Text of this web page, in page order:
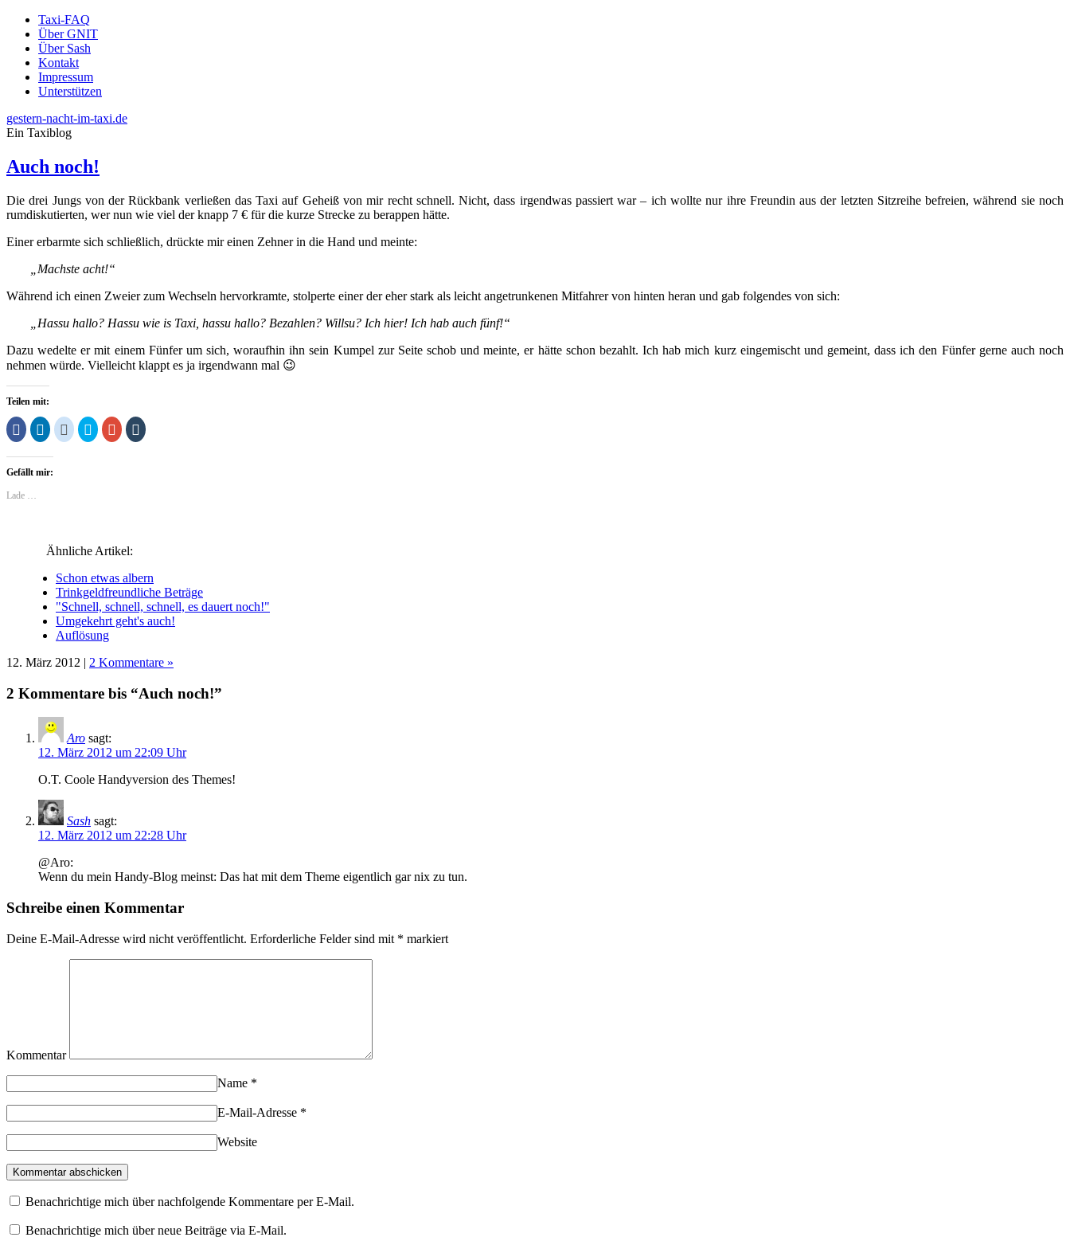
Taxi-FAQ
Über GNIT
Über Sash
Kontakt
Impressum
Unterstützen
gestern-nacht-im-taxi.de
Ein Taxiblog
Auch noch!
Die drei Jungs von der Rückbank verließen das Taxi auf Geheiß von mir recht schnell. Nicht, dass irgendwas passiert war – ich wollte nur ihre Freundin aus der letzten Sitzreihe befreien, während sie noch
rumdiskutierten, wer nun wie viel der knapp 7 € für die kurze Strecke zu berappen hätte.
Einer erbarmte sich schließlich, drückte mir einen Zehner in die Hand und meinte:
„Machste acht!“
Während ich einen Zweier zum Wechseln hervorkramte, stolperte einer der eher stark als leicht angetrunkenen Mitfahrer von hinten heran und gab folgendes von sich:
„Hassu hallo? Hassu wie is Taxi, hassu hallo? Bezahlen? Willsu? Ich hier! Ich hab auch fünf!“
Dazu wedelte er mit einem Fünfer um sich, woraufhin ihn sein Kumpel zur Seite schob und meinte, er hätte schon bezahlt. Ich hab mich kurz eingemischt und gemeint, dass ich den Fünfer gerne auch noch
nehmen würde. Vielleicht klappt es ja irgendwann mal 😉
Teilen mit:
Klick,
um
Facebook
teilen
in
neuem
Klick,
um
LinkedIn
teilen
Klick,
um
Klick,
um
über
Zum
Teilen
Klick,
um
Gefällt mir:
Lade …
Ähnliche Artikel:
Schon etwas albern
Trinkgeldfreundliche Beträge
"Schnell, schnell, schnell, es dauert noch!"
Umgekehrt geht's auch!
Auflösung
12. März 2012 | 2 Kommentare »
2 Kommentare bis “Auch noch!”
Aro sagt:
12. März 2012 um 22:09 Uhr
O.T. Coole Handyversion des Themes!
Sash sagt:
12. März 2012 um 22:28 Uhr
@Aro:
Wenn du mein Handy-Blog meinst: Das hat mit dem Theme eigentlich gar nix zu tun.
Schreibe einen Kommentar
Deine E-Mail-Adresse wird nicht veröffentlicht. Erforderliche Felder sind mit * markiert
Kommentar
Name *
E-Mail-Adresse *
Website
Benachrichtige mich über nachfolgende Kommentare per E-Mail.
Benachrichtige mich über neue Beiträge via E-Mail.